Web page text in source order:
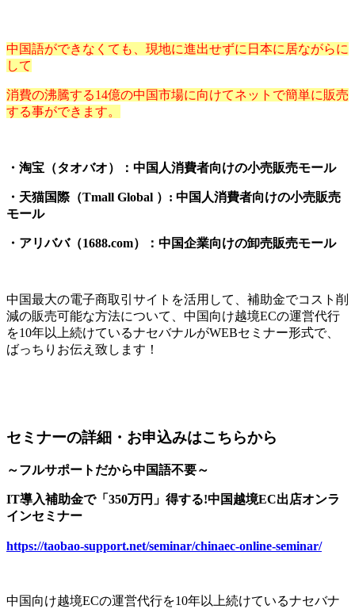
中国語ができなくても、現地に進出せずに日本に居ながらに
して
消費の沸騰する14億の中国市場に向けてネットで簡単に販売
する事ができます。
・淘宝（タオバオ）：中国人消費者向けの小売販売モール
・天猫国際（Tmall Global ）: 中国人消費者向けの小売販売
モール
・アリババ（1688.com）：中国企業向けの卸売販売モール
中国最大の電子商取引サイトを活用して、補助金でコスト削
減の販売可能な方法について、中国向け越境ECの運営代行
を10年以上続けているナセバナルがWEBセミナー形式で、
ばっちりお伝え致します！
セミナーの詳細・お申込みはこちらから
～フルサポートだから中国語不要～
IT導入補助金で「350万円」得する!中国越境EC出店オンラ
インセミナー
https://taobao-support.net/seminar/chinaec-online-seminar/
中国向け越境ECの運営代行を10年以上続けているナセバナ